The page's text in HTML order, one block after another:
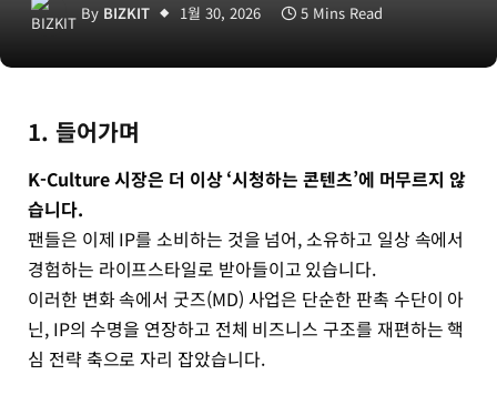
By BIZKIT 1월 30, 2026 5 Mins Read
1. 들어가며
K-Culture 시장은 더 이상 ‘시청하는 콘텐츠’에 머무르지 않
습니다.
팬들은 이제 IP를 소비하는 것을 넘어, 소유하고 일상 속에서
경험하는 라이프스타일로 받아들이고 있습니다.
이러한 변화 속에서 굿즈(MD) 사업은 단순한 판촉 수단이 아
닌, IP의 수명을 연장하고 전체 비즈니스 구조를 재편하는 핵
심 전략 축으로 자리 잡았습니다.